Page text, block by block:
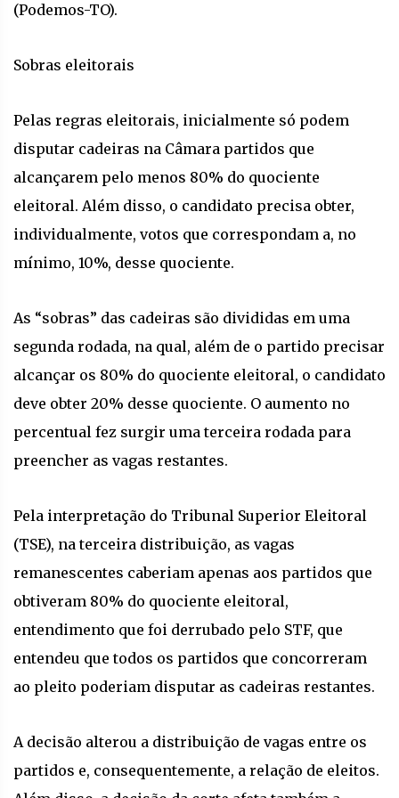
(Podemos-TO).
Sobras eleitorais
Pelas regras eleitorais, inicialmente só podem
disputar cadeiras na Câmara partidos que
alcançarem pelo menos 80% do quociente
eleitoral. Além disso, o candidato precisa obter,
individualmente, votos que correspondam a, no
mínimo, 10%, desse quociente.
As “sobras” das cadeiras são divididas em uma
segunda rodada, na qual, além de o partido precisar
alcançar os 80% do quociente eleitoral, o candidato
deve obter 20% desse quociente. O aumento no
percentual fez surgir uma terceira rodada para
preencher as vagas restantes.
Pela interpretação do Tribunal Superior Eleitoral
(TSE), na terceira distribuição, as vagas
remanescentes caberiam apenas aos partidos que
obtiveram 80% do quociente eleitoral,
entendimento que foi derrubado pelo STF, que
entendeu que todos os partidos que concorreram
ao pleito poderiam disputar as cadeiras restantes.
A decisão alterou a distribuição de vagas entre os
partidos e, consequentemente, a relação de eleitos.